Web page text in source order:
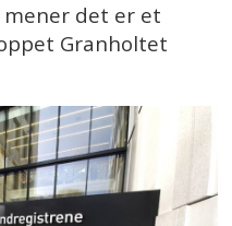
mener det er et
Granholtet